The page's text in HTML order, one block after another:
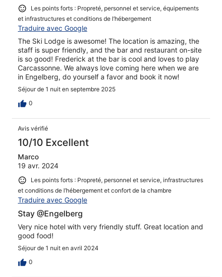
Les points forts : Propreté, personnel et service, équipements
et infrastructures et conditions de l’hébergement
Traduire avec Google
The Ski Lodge is awesome! The location is amazing, the
staff is super friendly, and the bar and restaurant on-site
is so good! Frederick at the bar is cool and loves to play
Carcassonne. We always love coming here when we are
in Engelberg, do yourself a favor and book it now!
Séjour de 1 nuit en septembre 2025
0
Avis vérifié
10/10 Excellent
Marco
19 avr. 2024
Les points forts : Propreté, personnel et service, infrastructures
et conditions de l’hébergement et confort de la chambre
Traduire avec Google
Stay @Engelberg
Very nice hotel with very friendly stuff. Great location and
good food!
Séjour de 1 nuit en avril 2024
0